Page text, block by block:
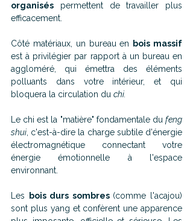
organisés permettent de travailler plus
efficacement.
Côté matériaux, un bureau en
est à privilégier par rapport à un bureau en
aggloméré, qui émettra des éléments
polluants dans votre intérieur, et qui
bloquera la circulation du chi.
Le chi est la "matière" fondamentale du feng
shui, c'est-à-dire la charge subtile d'énergie
électromagnétique connectant votre
énergie émotionnelle à l'espace
environnant.
Les bois durs sombres (comme l'acajou)
sont plus yang et confèrent une apparence